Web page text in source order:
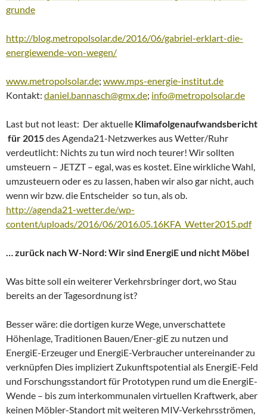
grunde
http://blog.metropolsolar.de/2016/06/gabriel-erklart-die-
energiewende-von-wegen/
www.metropolsolar.de; www.mps-energie-institut.de
Kontakt: daniel.bannasch@gmx.de; info@metropolsolar.de
Last but not least: Der aktuelle Klimafolgenaufwandsbericht
für 2015des Agenda21-Netzwerkes aus Wetter/Ruhr
verdeutlicht: Nichts zu tun wird noch teurer! Wir sollten
umsteuern – JETZT – egal, was es kostet. Eine wirkliche Wahl,
umzusteuern oder es zu lassen, haben wir also gar nicht, auch
wenn wir bzw. die Entscheider so tun, als ob.
http://agenda21-wetter.de/wp-
content/uploads/2016/06/2016.05.16KFA_Wetter2015.pdf
… zurück nach W-Nord: Wir sind EnergiE und nicht Möbel
Was bitte soll ein weiterer Verkehrsbringer dort, wo Stau
bereits an der Tagesordnung ist?
Besser wäre: die dortigen kurze Wege, unverschattete
Höhenlage, Traditionen Bauen/Ener-giE zu nutzen und
EnergiE-Erzeuger und EnergiE-Verbraucher untereinander zu
verknüpfen Dies impliziert Zukunftspotential als EnergiE-Feld
und Forschungsstandort für Prototypen rund um die EnergiE-
Wende – bis zum interkommunalen virtuellen Kraftwerk, aber
keinen Möbler-Standort mit weiteren MIV-Verkehrsströmen,